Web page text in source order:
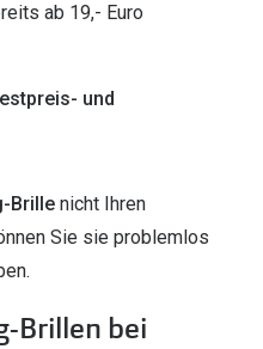
ab 19,- Euro
und
Brille nicht Ihren
Sie sie problemlos
Brillen bei